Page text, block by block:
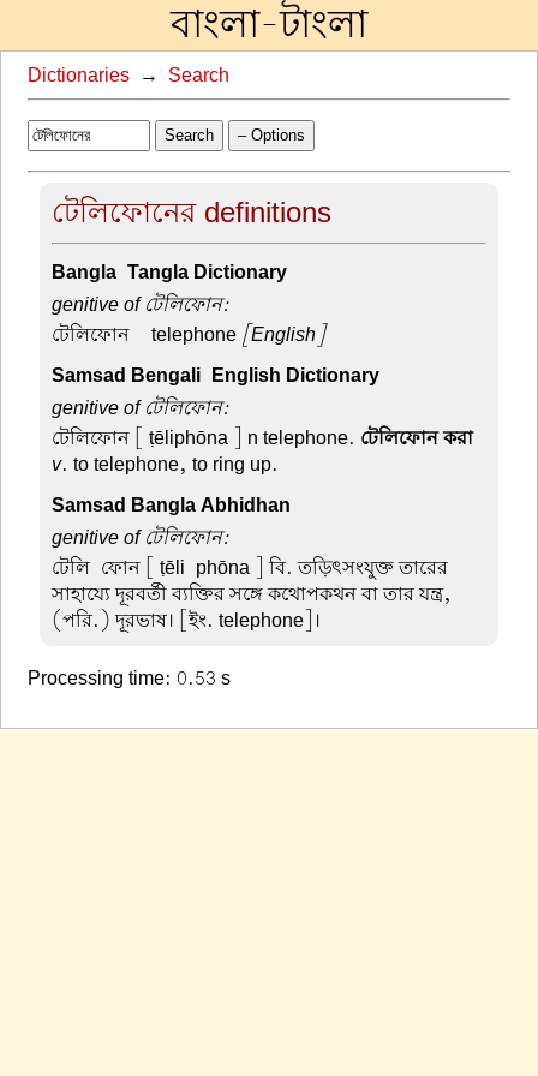
বাংলা-টাংলা
Dictionaries → Search
Search – Options
টেলিফোনের definitions
Bangla-Tangla Dictionary
genitive of টেলিফোন:
টেলিফোন –telephone [English]
Samsad Bengali-English Dictionary
genitive of টেলিফোন:
টেলিফোন [ ṭēliphōna ] n telephone. টেলিফোন করা
v. to telephone, to ring up.
Samsad Bangla Abhidhan
genitive of টেলিফোন:
টেলি-ফোন [ ṭēli-phōna ] বি. তড়িৎসংযুক্ত তারের
সাহায্যে দূরবর্তী ব্যক্তির সঙ্গে কথোপকথন বা তার যন্ত্র,
(পরি.) দূরভাষ। [ইং. telephone]।
Processing time: 0.53 s